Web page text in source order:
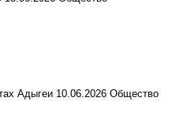
Адыгеи 10.06.2026 Общество